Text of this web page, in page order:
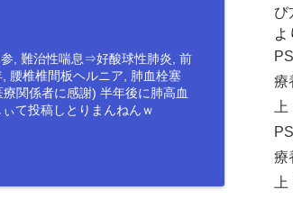
, 難治性喘息⇒好酸球性肺炎, 前
椎椎間板ヘルニア, 肺血栓塞
関係者に感謝) 半年後に肺高血
て投稿しとりまんねんｗ
び
よ
療
上
療
上